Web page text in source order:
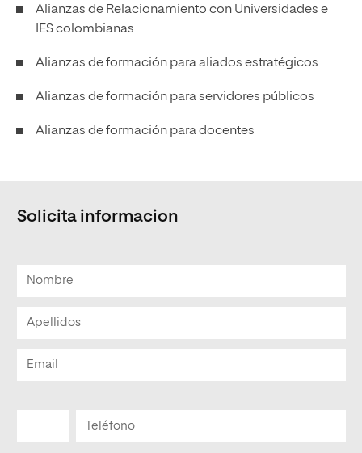
Alianzas de Relacionamiento con Universidades e
IES colombianas
Alianzas de formación para aliados estratégicos
Alianzas de formación para servidores públicos
Alianzas de formación para docentes
Solicita informacion